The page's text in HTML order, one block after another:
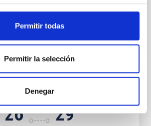
Permitir todas
Permitir la selección
Denegar
01:00
26 29